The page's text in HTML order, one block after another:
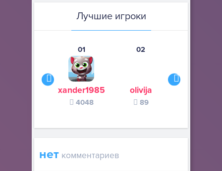
Лучшие игроки
01
xander1985
4048
02
olivija
89
нет комментариев